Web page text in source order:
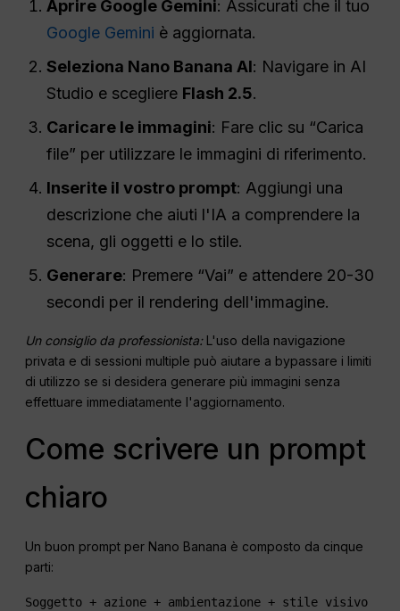
Aprire Google Gemini: Assicurati che il tuo
Google Gemini è aggiornata.
Seleziona Nano Banana AI: Navigare in AI
Studio e scegliere Flash 2.5.
Caricare le immagini: Fare clic su “Carica
file” per utilizzare le immagini di riferimento.
Inserite il vostro prompt: Aggiungi una
descrizione che aiuti l'IA a comprendere la
scena, gli oggetti e lo stile.
Generare: Premere “Vai” e attendere 20-30
secondi per il rendering dell'immagine.
Un consiglio da professionista:L'uso della navigazione
privata e di sessioni multiple può aiutare a bypassare i limiti
di utilizzo se si desidera generare più immagini senza
effettuare immediatamente l'aggiornamento.
Come scrivere un prompt
chiaro
Un buon prompt per Nano Banana è composto da cinque
parti:
Soggetto + azione + ambientazione + stile visivo